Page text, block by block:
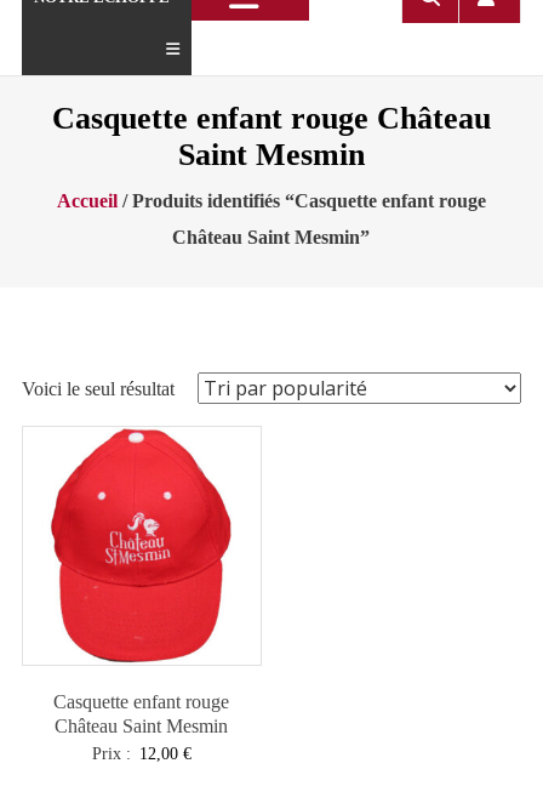
Casquette enfant rouge Château
Saint Mesmin
Accueil/ Produits identifiés “Casquette enfant rouge
Château Saint Mesmin”
Voici le seul résultat
Casquette enfant rouge
Château Saint Mesmin
Prix : 12,00 €